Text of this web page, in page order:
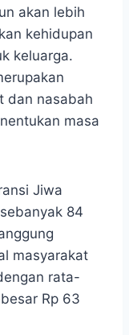
akan lebih
kehidupan
keluarga.
dan nasabah
masa
Jiwa
84
masyarakat
rata-
Rp 63